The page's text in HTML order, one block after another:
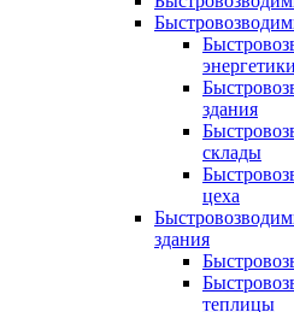
энергетики
здания
склады
цеха
здания
теплицы